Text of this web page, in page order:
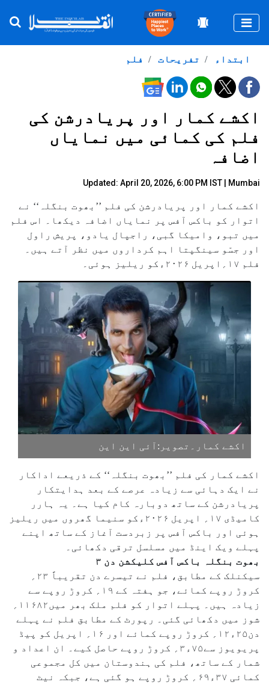
فلم تفریحات ابتداء
اکشے کمار اور پریادرشن کی
فلم کی کمائی میں نمایاں
اضافہ
Updated: April 20, 2026, 6:00 PM IST | Mumbai
اکشے کمار اور پریادرشن کی فلم ’’بھوت بنگلہ‘‘ نے
اتوار کو باکس آفس پر نمایاں اضافہ دیکھا۔ اس فلم
میں تبو، وامیکا گبی، راجپال یادو، پریش راول
اور جسّو سینگپتا اہم کرداروں میں نظر آتے ہیں۔
فلم ۱۷؍اپریل ۲۰۲۶ءکو ریلیز ہوئی۔
اکشے کمار۔تصویر:آئی این این
اکشے کمار کی فلم ’’بھوت بنگلہ‘‘ کے ذریعے اداکار
نے ایک دہائی سے زیادہ عرصے کے بعد ہدایتکار
پریادرشن کے ساتھ دوبارہ کام کیا ہے۔ یہ ہارر
کامیڈی ۱۷؍ اپریل ۲۰۲۶ءکو سنیما گھروں میں ریلیز
ہوئی اور باکس آفس پر زبردست آغاز کے ساتھ اپنے
پہلے ویک اینڈ میں مسلسل ترقی دکھائی۔
بھوت بنگلہ باکس آفس کلیکشن دن ۳
کروڑ روپے کمائے، جو ہفتہ کے ۱۹؍ کروڑ روپے سے
شوز میں دکھائی گئی۔ رپورٹ کے مطابق فلم نے پہلے
دن۲۵ء۱۲؍ کروڑ روپے کمائے اور ۱۶؍ اپریل کو پیڈ
پریویوز سے۷۵ء۳؍ کروڑ روپے حاصل کیے۔ ان اعداد و
شمار کے ساتھ، فلم کی ہندوستان میں کل مجموعی
کمائی ۳۷ء۶۹؍ کروڑ روپے ہو گئی ہے، جبکہ نیٹ